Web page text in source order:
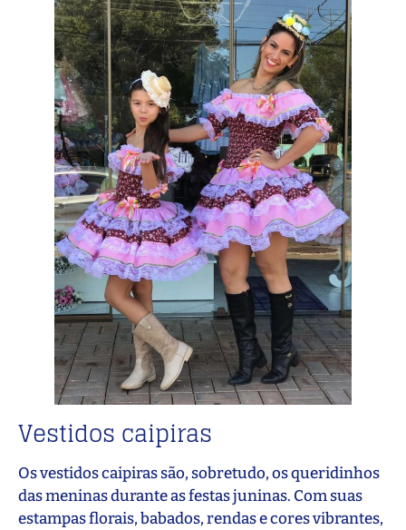
Vestidos caipiras
Os vestidos caipiras são, sobretudo, os queridinhos
das meninas durante as festas juninas. Com suas
estampas florais, babados, rendas e cores vibrantes,